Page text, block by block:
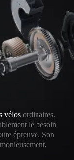
vélos ordinaires.
le besoin
épreuve. Son